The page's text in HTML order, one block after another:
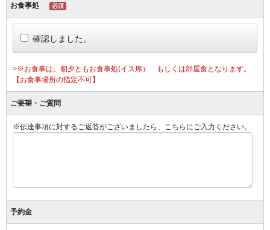
お食事処 必須
確認しました。
>※お食事は、朝夕ともお食事処(イス席） もしくは部屋食となります。
【お食事場所の指定不可】
ご要望・ご質問
※伝達事項に対するご返答がございましたら、こちらにご入力ください。
予約金